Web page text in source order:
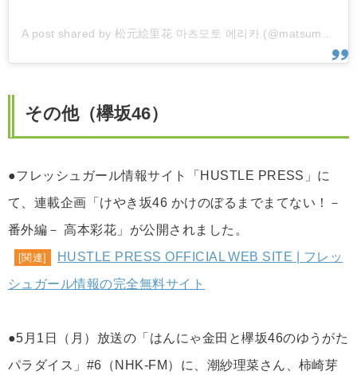
その他（欅坂46）
●フレッシュガール情報サイト「HUSTLE PRESS」に
て、連載企画「けやき坂46 かけのぼるまでまてない！－
番外編－ 高本彩花」が公開されました。
[関連]
HUSTLE PRESS OFFICIAL WEB SITE | フレッ
シュガール情報の完全無料サイト
●5月1日（月）放送の「はんにゃ金田と欅坂46のゆうがた
パラダイス」#6（NHK-FM）に、潮紗理菜さん、柿崎芽